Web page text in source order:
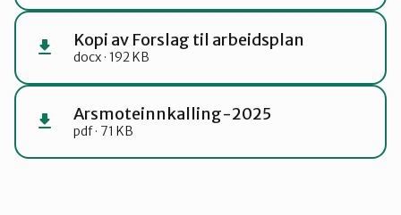
Kopi av Forslag til arbeidsplan
docx · 192 KB
Arsmoteinnkalling-2025
pdf · 71 KB